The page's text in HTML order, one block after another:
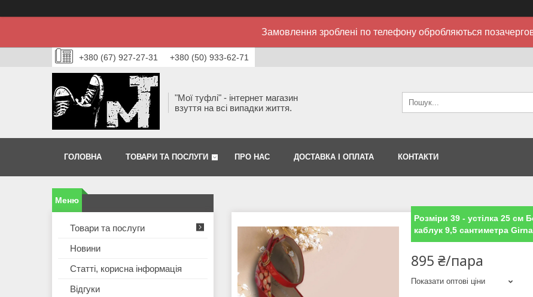
Замовлення зроблені по телефону обробляються
+380 (67) 927-27-31 +380 (50) 933-62-71
"Мої туфлі" - інтернет магазин
взуття на всі випадки життя.
ГОЛОВНА ТОВАРИ ТА ПОСЛУГИ ПРО НАС ДОСТАВКА І ОПЛАТА КОНТАКТИ
Розміри 39 - устілка 25 см
каблук 9,5 сантиметра
895 ₴/пара
Показати оптові ціни
Товари та послуги
Новини
Статті, корисна інформація
Відгуки